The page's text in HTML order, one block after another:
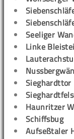
Seeliger
Linke
Sieghardttor
Haunritzer
Schiffsbug
Aufseßtaler